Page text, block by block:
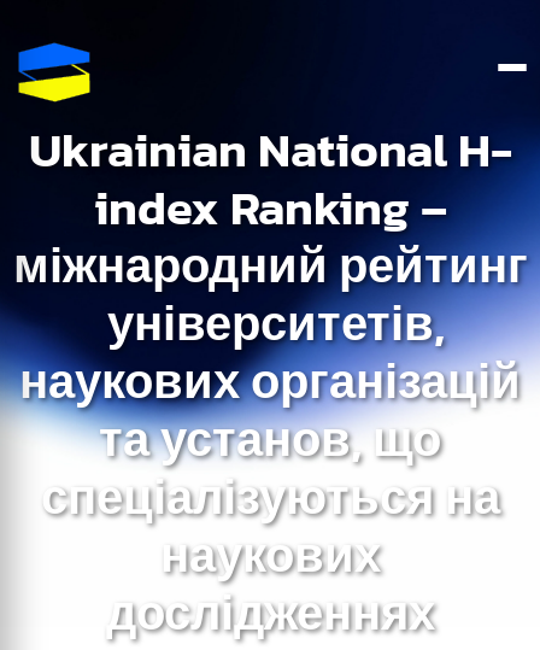
Ukrainian National H-
index Ranking –
міжнародний рейтинг
університетів,
наукових організацій
та установ, що
спеціалізуються на
наукових
дослідженнях